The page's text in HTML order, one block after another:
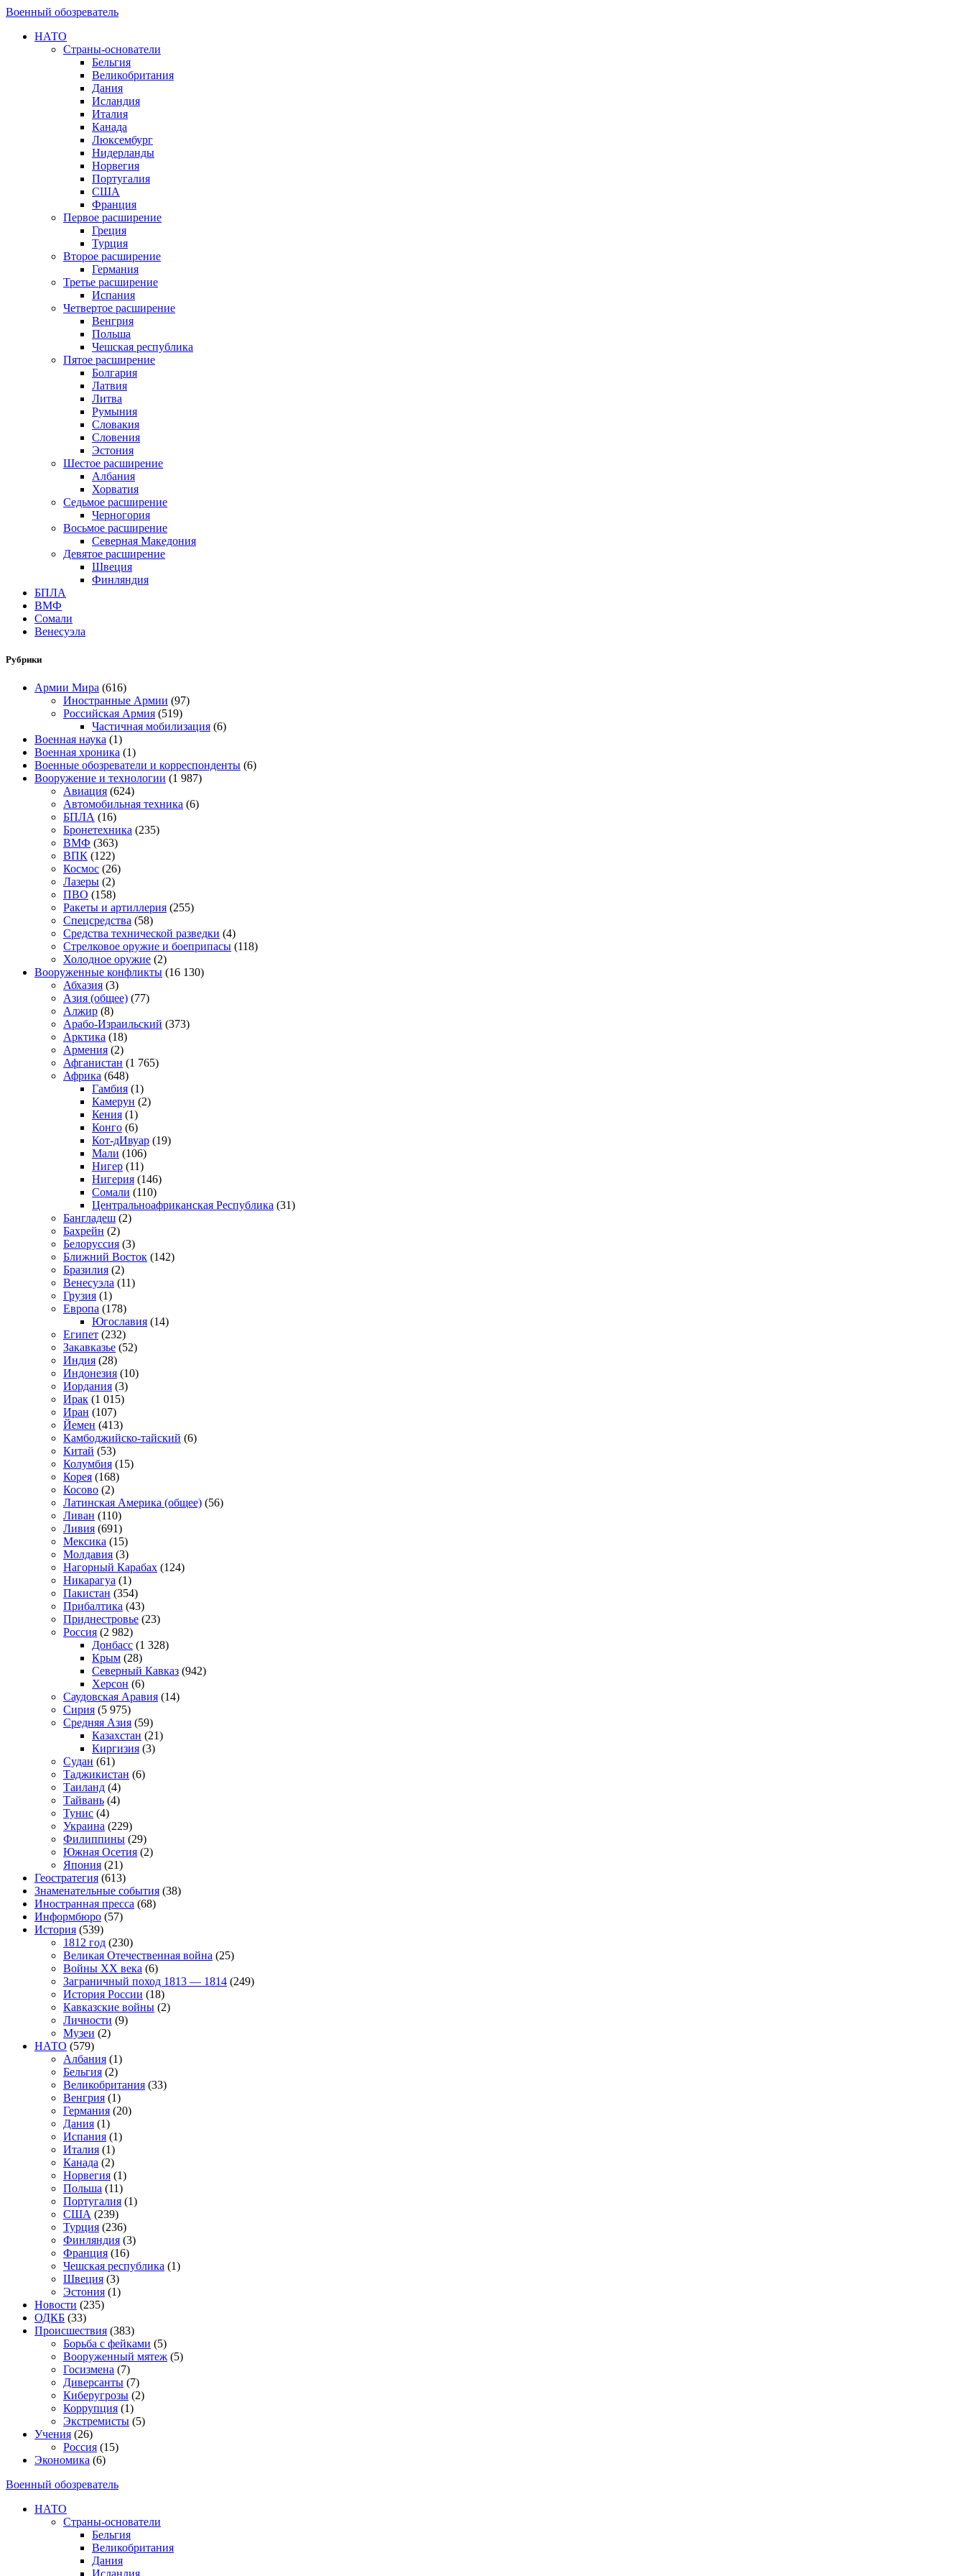
Военный обозреватель
НАТО
Страны-основатели
Бельгия
Великобритания
Дания
Исландия
Италия
Канада
Люксембург
Нидерланды
Норвегия
Португалия
США
Франция
Первое расширение
Греция
Турция
Второе расширение
Германия
Третье расширение
Испания
Четвертое расширение
Венгрия
Польша
Чешская республика
Пятое расширение
Болгария
Латвия
Литва
Румыния
Словакия
Словения
Эстония
Шестое расширение
Албания
Хорватия
Седьмое расширение
Черногория
Восьмое расширение
Северная Македония
Девятое расширение
Швеция
Финляндия
БПЛА
ВМФ
Сомали
Венесуэла
Рубрики
Армии Мира (616)
Иностранные Армии (97)
Российская Армия (519)
Частичная мобилизация (6)
Военная наука (1)
Военная хроника (1)
Военные обозреватели и корреспонденты (6)
Вооружение и технологии (1 987)
Авиация (624)
Автомобильная техника (6)
БПЛА (16)
Бронетехника (235)
ВМФ (363)
ВПК (122)
Космос (26)
Лазеры (2)
ПВО (158)
Ракеты и артиллерия (255)
Спецсредства (58)
Средства технической разведки (4)
Стрелковое оружие и боеприпасы (118)
Холодное оружие (2)
Вооруженные конфликты (16 130)
Абхазия (3)
Азия (общее) (77)
Алжир (8)
Арабо-Израильский (373)
Арктика (18)
Армения (2)
Афганистан (1 765)
Африка (648)
Гамбия (1)
Камерун (2)
Кения (1)
Конго (6)
Кот-дИвуар (19)
Мали (106)
Нигер (11)
Нигерия (146)
Сомали (110)
Центральноафриканская Республика (31)
Бангладеш (2)
Бахрейн (2)
Белоруссия (3)
Ближний Восток (142)
Бразилия (2)
Венесуэла (11)
Грузия (1)
Европа (178)
Югославия (14)
Египет (232)
Закавказье (52)
Индия (28)
Индонезия (10)
Иордания (3)
Ирак (1 015)
Иран (107)
Йемен (413)
Камбоджийско-тайский (6)
Китай (53)
Колумбия (15)
Корея (168)
Косово (2)
Латинская Америка (общее) (56)
Ливан (110)
Ливия (691)
Мексика (15)
Молдавия (3)
Нагорный Карабах (124)
Никарагуа (1)
Пакистан (354)
Прибалтика (43)
Приднестровье (23)
Россия (2 982)
Донбасс (1 328)
Крым (28)
Северный Кавказ (942)
Херсон (6)
Саудовская Аравия (14)
Сирия (5 975)
Средняя Азия (59)
Казахстан (21)
Киргизия (3)
Судан (61)
Таджикистан (6)
Таиланд (4)
Тайвань (4)
Тунис (4)
Украина (229)
Филиппины (29)
Южная Осетия (2)
Япония (21)
Геостратегия (613)
Знаменательные события (38)
Иностранная пресса (68)
Информбюро (57)
История (539)
1812 год (230)
Великая Отечественная война (25)
Войны XX века (6)
Заграничный поход 1813 — 1814 (249)
История России (18)
Кавказские войны (2)
Личности (9)
Музеи (2)
НАТО (579)
Албания (1)
Бельгия (2)
Великобритания (33)
Венгрия (1)
Германия (20)
Дания (1)
Испания (1)
Италия (1)
Канада (2)
Норвегия (1)
Польша (11)
Португалия (1)
США (239)
Турция (236)
Финляндия (3)
Франция (16)
Чешская республика (1)
Швеция (3)
Эстония (1)
Новости (235)
ОДКБ (33)
Происшествия (383)
Борьба с фейками (5)
Вооруженный мятеж (5)
Госизмена (7)
Диверсанты (7)
Киберугрозы (2)
Коррупция (1)
Экстремисты (5)
Учения (26)
Россия (15)
Экономика (6)
Военный обозреватель
НАТО
Страны-основатели
Бельгия
Великобритания
Дания